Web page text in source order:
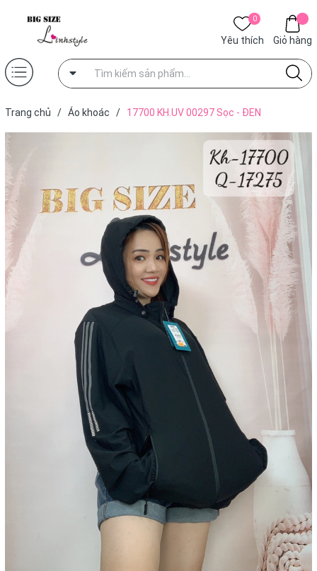
0
Yêu thích Giỏ hàng
Trang chủ / Áo khoác / 17700 KH.UV 00297 Sọc - ĐEN